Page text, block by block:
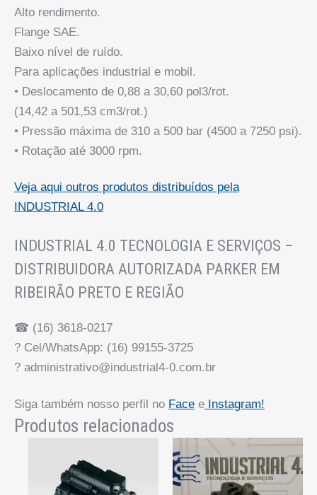
Alto rendimento.
Flange SAE.
Baixo nível de ruído.
Para aplicações industrial e mobil.
• Deslocamento de 0,88 a 30,60 pol3/rot.
(14,42 a 501,53 cm3/rot.)
• Pressão máxima de 310 a 500 bar (4500 a 7250 psi).
• Rotação até 3000 rpm.
Veja aqui outros produtos distribuídos pela
INDUSTRIAL 4.0
INDUSTRIAL 4.0 TECNOLOGIA E SERVIÇOS –
DISTRIBUIDORA AUTORIZADA PARKER EM
RIBEIRÃO PRETO E REGIÃO
☎ (16) 3618-0217
? Cel/WhatsApp: (16) 99155-3725
? administrativo@industrial4-0.com.br
Siga também nosso perfil no Face e Instagram!
Produtos relacionados